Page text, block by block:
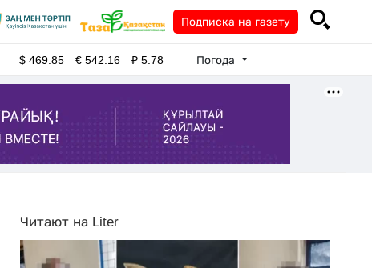
Подписка на газету
$469.85 €542.16 ₽5.78 Погода
Читают на Liter